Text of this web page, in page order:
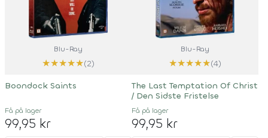
Blu-Ray
★★★★★(2)
Boondock Saints
Få på lager
99,95 kr
Blu-Ray
★★★★★(4)
The Last Temptation Of Christ
/ Den Sidste Fristelse
Få på lager
99,95 kr